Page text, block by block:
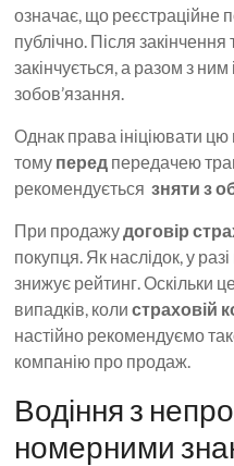
означає, що реєстраційне
публічно. Після
закінчується, а разом з
зобов’язання.
Однак права ініціювати
тому перед передачею
рекомендуєтьсязняти з
При продажудоговір
покупця. Як наслідок, у
знижує рейтинг. Оскільки
випадків, колистраховій
настійно рекомендуємо
компанію про продаж.
Водіння з
номерними